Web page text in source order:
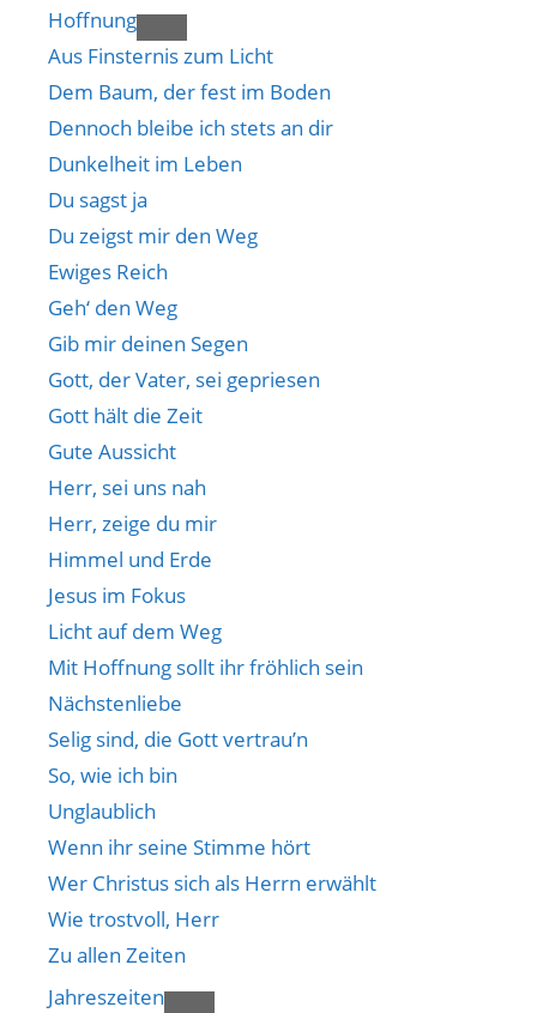
Hoffnung
Aus Finsternis zum Licht
Dem Baum, der fest im Boden
Dennoch bleibe ich stets an dir
Dunkelheit im Leben
Du sagst ja
Du zeigst mir den Weg
Ewiges Reich
Geh‘ den Weg
Gib mir deinen Segen
Gott, der Vater, sei gepriesen
Gott hält die Zeit
Gute Aussicht
Herr, sei uns nah
Herr, zeige du mir
Himmel und Erde
Jesus im Fokus
Licht auf dem Weg
Mit Hoffnung sollt ihr fröhlich sein
Nächstenliebe
Selig sind, die Gott vertrau’n
So, wie ich bin
Unglaublich
Wenn ihr seine Stimme hört
Wer Christus sich als Herrn erwählt
Wie trostvoll, Herr
Zu allen Zeiten
Jahreszeiten